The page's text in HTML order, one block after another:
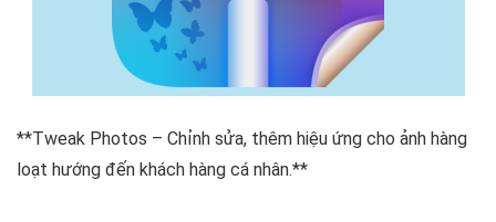
**Tweak Photos – Chỉnh sửa, thêm hiệu ứng cho ảnh hàng
loạt hướng đến khách hàng cá nhân.**